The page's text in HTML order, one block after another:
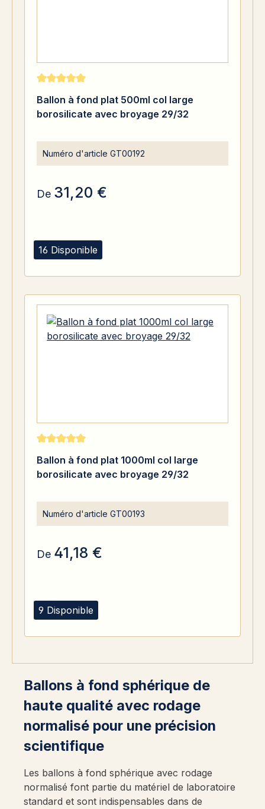
16 Disponible
Note moyenne de 5 sur 5 étoiles
Ballon à fond plat 500ml col large
borosilicate avec broyage 29/32
Numéro d'article GT00192
De 31,20 €
9 Disponible
Note moyenne de 5 sur 5 étoiles
Ballon à fond plat 1000ml col large
borosilicate avec broyage 29/32
Numéro d'article GT00193
De 41,18 €
Ballons à fond sphérique de
haute qualité avec rodage
normalisé pour une précision
scientifique
Les ballons à fond sphérique avec rodage
normalisé font partie du matériel de laboratoire
standard et sont indispensables dans de